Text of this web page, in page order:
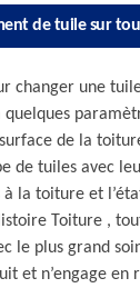
de tuile sur
changer une
quelques
de la
de tuiles avec
la toiture et
Toiture ,
le plus grand
et n’engage en